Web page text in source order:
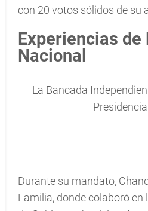
con 20 votos sólidos de su
Experiencias
Nacional
La Bancada
Durante su mandato,
Familia, donde colaboró en